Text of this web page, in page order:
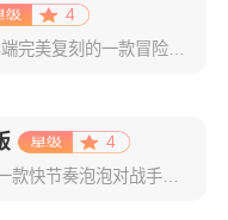
4
地狱边境安卓版是从PC端完美复刻的一款冒险解谜游戏，该游戏以黑白画风为主，为玩家渲染出恐怖刺激的游戏环境。同时游戏背景音乐会随场景变化而改变，漆黑剪影的主角以及敌人让你仿佛身临其境一般，并且还巧妙地将
4
全民泡泡超人华为版是一款快节奏泡泡对战手游，游戏致力于还原经典的泡泡对战玩法，并且在此基础上还新增了排位模式、跑酷竞速、Partygame、抽盲盒等趣味玩法，让玩家不仅能回忆童年的乐趣也能得到更多新颖